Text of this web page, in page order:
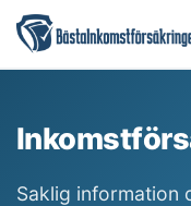
Saklig information